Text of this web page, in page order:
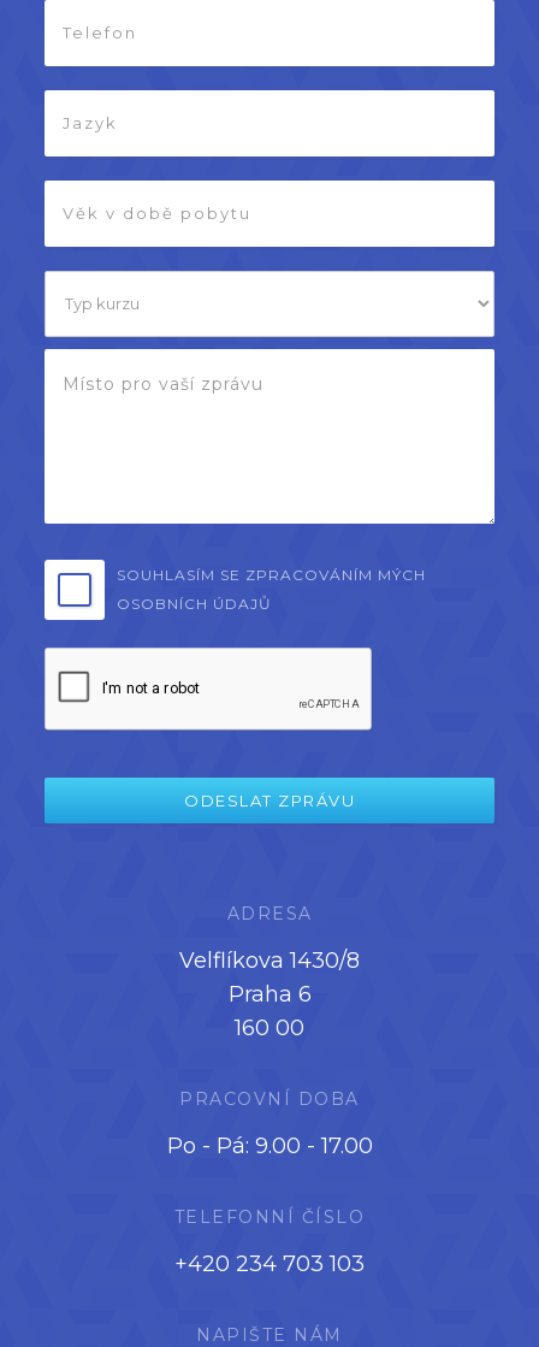
SOUHLASÍM SE ZPRACOVÁNÍM MÝCH
OSOBNÍCH ÚDAJŮ
ADRESA
Velflíkova 1430/8
Praha 6
160 00
PRACOVNÍ DOBA
Po - Pá: 9.00 - 17.00
TELEFONNÍ ČÍSLO
+420 234 703 103
NAPIŠTE NÁM